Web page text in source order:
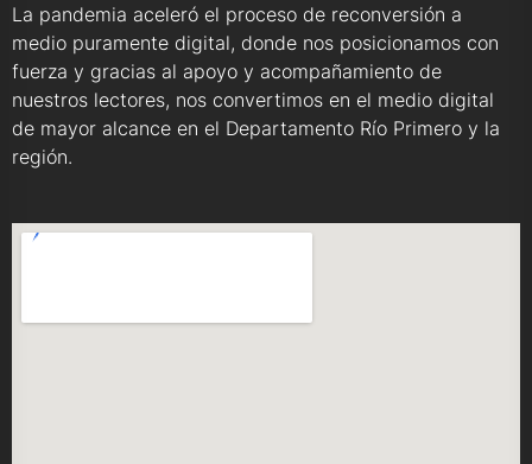
La pandemia aceleró el proceso de reconversión a
medio puramente digital, donde nos posicionamos con
fuerza y gracias al apoyo y acompañamiento de
nuestros lectores, nos convertimos en el medio digital
de mayor alcance en el Departamento Río Primero y la
región.